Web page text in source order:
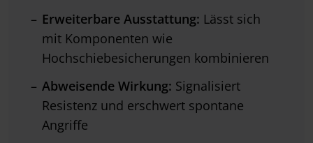
Erweiterbare Ausstattung: Lässt sich
mit Komponenten wie
Hochschiebesicherungen kombinieren
Abweisende Wirkung: Signalisiert
Resistenz und erschwert spontane
Angriffe